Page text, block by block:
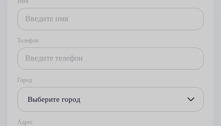
Телефон
Город
Выберите город
Адрес